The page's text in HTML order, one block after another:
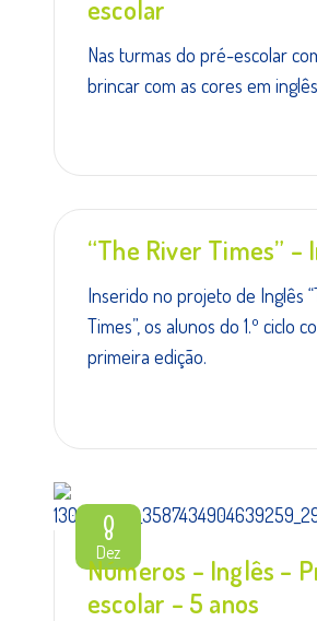
escolar
Nas turmas do pré-escolar
brincar com as cores em
“The River Times” –
Inserido no projeto de Inglês
Times”, os alunos do 1.º ciclo
primeira edição.
8
Dez
Números – Inglês –
escolar – 5 anos